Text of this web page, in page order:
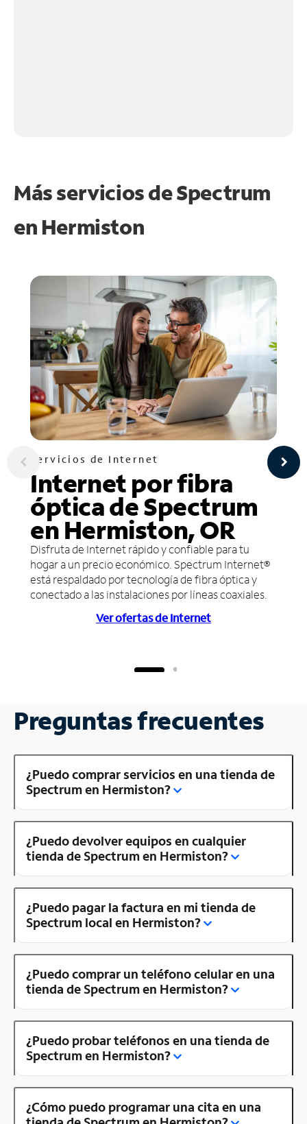
Más servicios de Spectrum
en Hermiston
Servicios de Internet
Internet por fibra
óptica de Spectrum
en Hermiston, OR
Disfruta de Internet rápido y confiable para tu
hogar a un precio económico. Spectrum Internet®
está respaldado por tecnología de fibra óptica y
conectado a las instalaciones por líneas coaxiales.
Ver ofertas de Internet
Preguntas frecuentes
¿Puedo comprar servicios en una tienda de
Spectrum en Hermiston?
¿Puedo devolver equipos en cualquier
tienda de Spectrum en Hermiston?
¿Puedo pagar la factura en mi tienda de
Spectrum local en Hermiston?
¿Puedo comprar un teléfono celular en una
tienda de Spectrum en Hermiston?
¿Puedo probar teléfonos en una tienda de
Spectrum en Hermiston?
¿Cómo puedo programar una cita en una